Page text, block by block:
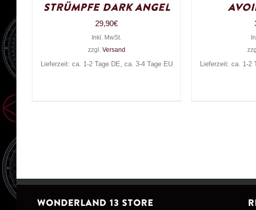
Strümpfe Dark Angel
29,90€
Inkl. MwSt.
zzgl. Versand
Lieferzeit: ca. 1-2 Tage DE, ca. 3-4 Tage EU
Lieferzeit: ca. 1-2
WONDERLAND 13 STORE